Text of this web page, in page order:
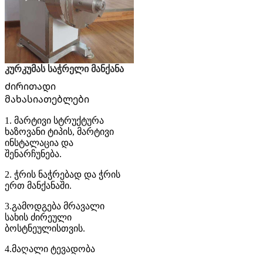
კურკუმას საჭრელი მანქანა
Ძირითადი
მახასიათებლები
1. მარტივი სტრუქტურა
ხაზოვანი ტიპის, მარტივი
ინსტალაცია და
შენარჩუნება.
2. ჭრის ნაჭრებად და ჭრის
ერთ მანქანაში.
3.გამოდგება მრავალი
სახის ძირეული
ბოსტნეულისთვის.
4.მაღალი ტევადობა